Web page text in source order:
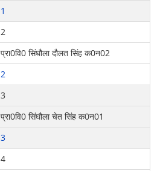
1
2
प्रा0वि0 सिंघौला दौलत सिंह क0न02
2
3
प्रा0वि0 सिंघौला चेत सिंह क0न01
3
4